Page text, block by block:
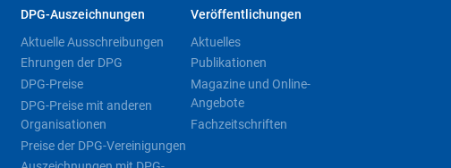
DPG-Auszeichnungen
Aktuelle Ausschreibungen
Ehrungen der DPG
DPG-Preise
DPG-Preise mit anderen
Organisationen
Preise der DPG-Vereinigungen
Veröffentlichungen
Aktuelles
Publikationen
Magazine und Online-
Angebote
Fachzeitschriften